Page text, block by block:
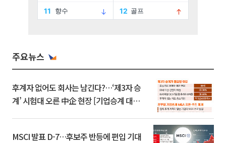
주요뉴스
후계자 없어도 회사는 남긴다?…‘제3자 승
계’ 시험대 오른 中企 현장 [기업승계 대전
MSCI 발표 D-7…후보주 반등에 편입 기대